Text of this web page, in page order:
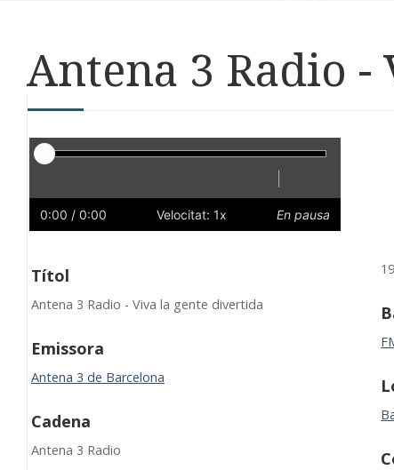
Antena 3 Radio
Reproductor
Lent
0:00 / 0:00 Velocitat: 1x En pausa
Títol
Antena 3 Radio - Viva la gente divertida
Emissora
Antena 3 de Barcelona
Cadena
Antena 3 Radio